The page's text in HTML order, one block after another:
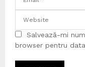
Salvează-mi
browser pentru